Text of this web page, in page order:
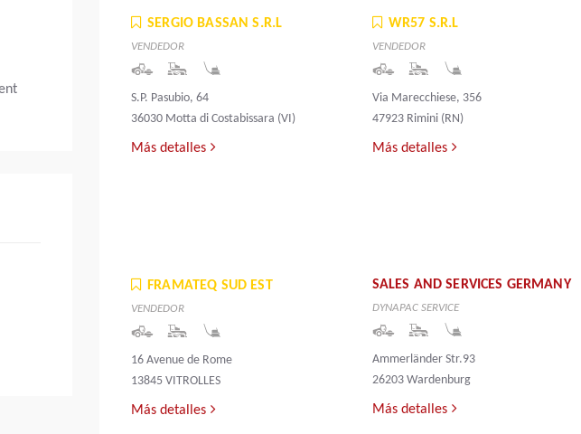
SERGIO BASSAN S.R.L
VENDEDOR
S.P. Pasubio, 64
36030 Motta di Costabissara (VI)
Más detalles
WR57 S.R.L
VENDEDOR
Via Marecchiese, 356
47923 Rimini (RN)
Más detalles
FRAMATEQ SUD EST
VENDEDOR
16 Avenue de Rome
13845 VITROLLES
Más detalles
SALES AND SERVICES GERMANY
DYNAPAC SERVICE
Ammerländer Str.93
26203 Wardenburg
Más detalles